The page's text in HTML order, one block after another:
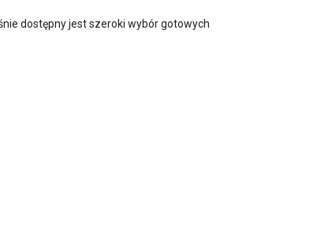
dostępny jest szeroki wybór gotowych